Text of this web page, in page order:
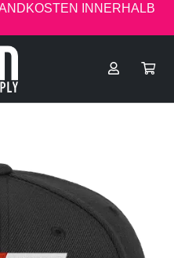
INNERHALB